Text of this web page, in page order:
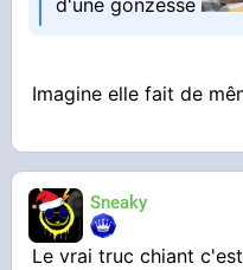
Imagine elle fait de
Sneaky
Le vrai truc chiant